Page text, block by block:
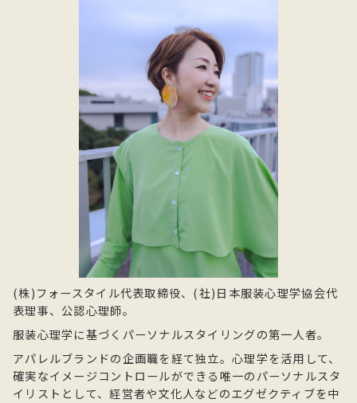
(株)フォースタイル代表取締役、(社)日本服装心理学協会代
表理事、公認心理師。
服装心理学に基づくパーソナルスタイリングの第一人者。
アパレルブランドの企画職を経て独立。心理学を活用して、
確実なイメージコントロールができる唯一のパーソナルスタ
イリストとして、経営者や文化人などのエグゼクティブを中